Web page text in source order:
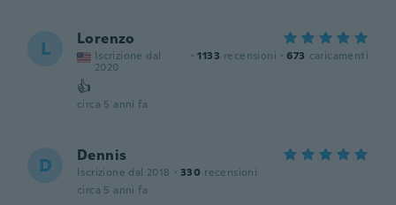
L Lorenzo
Iscrizione dal
2020
· 1133 recensioni · 673 caricamenti
👍
circa 5 anni fa
D Dennis
Iscrizione dal 2018 · 330 recensioni
circa 5 anni fa